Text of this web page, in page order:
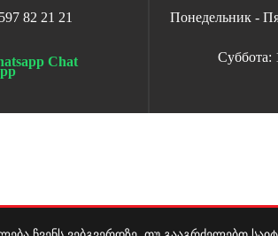
82 21 21
Chat
Понедельник -
Суббота: